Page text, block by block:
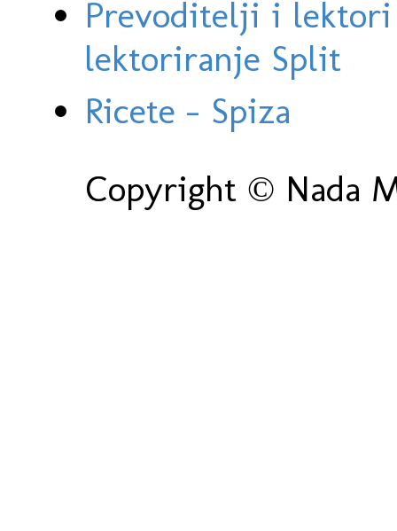
Prevoditelji i
lektoriranje Split
Ricete - Spiza
Copyright © Nada